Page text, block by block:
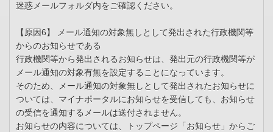
迷惑メールフォルダ内をご確認ください。
【原因6】 メール通知の対象無しとして発出された行政機関等
からのお知らせである
行政機関等から発出されるお知らせは、発出元の行政機関等が
メール通知の対象有無を設定することになっています。
そのため、メール通知の対象無しとして発出されたお知らせに
ついては、マイナポータルにお知らせを受信しても、お知らせ
の受信を通知するメールは送付されません。
お知らせの内容については、トップページ「お知らせ」からご